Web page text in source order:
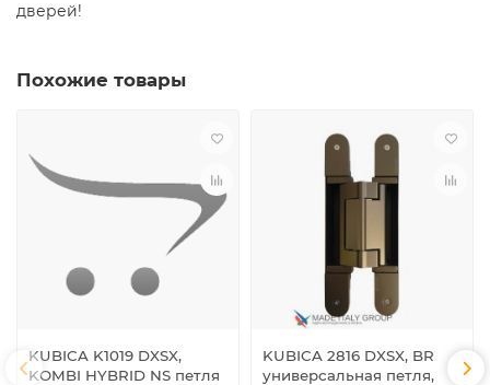
дверей!
Похожие товары
KUBICA K1019 DXSX,
KOMBI HYBRID NS петля
KUBICA 2816 DXSX, BR
универсальная петля,